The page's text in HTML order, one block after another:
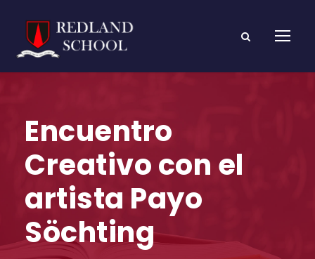
Encuentro
Creativo con el
artista Payo
Söchting